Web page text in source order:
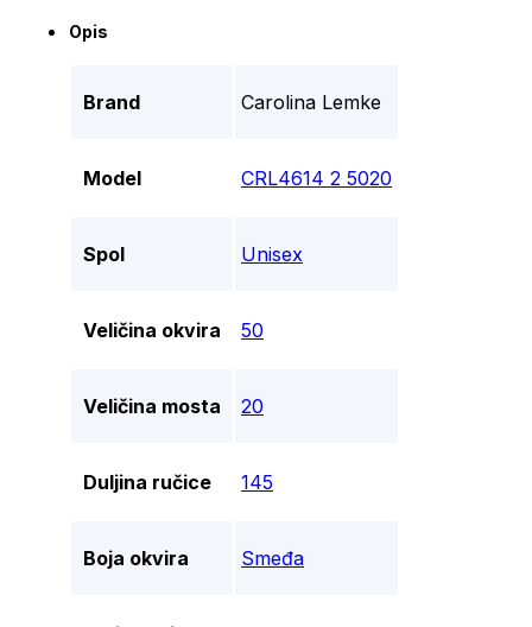
Opis
Brand Carolina Lemke
Model CRL4614 2 5020
Spol Unisex
Veličina okvira 50
Veličina mosta 20
Duljina ručice 145
Boja okvira Smeđa